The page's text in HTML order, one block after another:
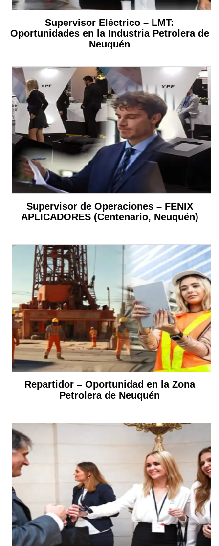
Supervisor Eléctrico – LMT:
Oportunidades en la Industria Petrolera de
Neuquén
Supervisor de Operaciones – FENIX
APLICADORES (Centenario, Neuquén)
Repartidor – Oportunidad en la Zona
Petrolera de Neuquén